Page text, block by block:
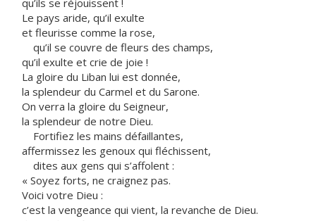
qu’ils se réjouissent !
Le pays aride, qu’il exulte
et fleurisse comme la rose,
qu’il se couvre de fleurs des champs,
qu’il exulte et crie de joie !
La gloire du Liban lui est donnée,
la splendeur du Carmel et du Sarone.
On verra la gloire du Seigneur,
la splendeur de notre Dieu.
Fortifiez les mains défaillantes,
affermissez les genoux qui fléchissent,
dites aux gens qui s’affolent :
« Soyez forts, ne craignez pas.
Voici votre Dieu :
c’est la vengeance qui vient, la revanche de Dieu.